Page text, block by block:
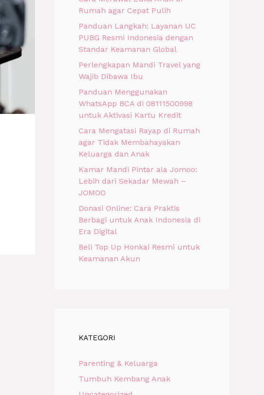
Rumah agar Cepat Pulih
Panduan Langkah: Layanan UC
PUBG Resmi Indonesia dengan
Standar Keamanan Global
Perlengkapan Mandi Travel yang
Wajib Dibawa Ibu
Panduan Menggunakan
WhatsApp BCA di 08111500998
untuk Aktivasi Kartu Kredit
Cara Mengatasi Rayap di Rumah
agar Tidak Membahayakan
Keluarga dan Anak
Kamar Mandi Pintar ala Jomoo:
Lebih dari Sekadar Mewah –
JOMOO
Donasi Online: Cara Praktis
Berbagi untuk Anak Indonesia di
Era Digital
Beli Top Up Honkai Resmi untuk
Keamanan Akun
KATEGORI
Parenting & Keluarga
Tumbuh Kembang Anak